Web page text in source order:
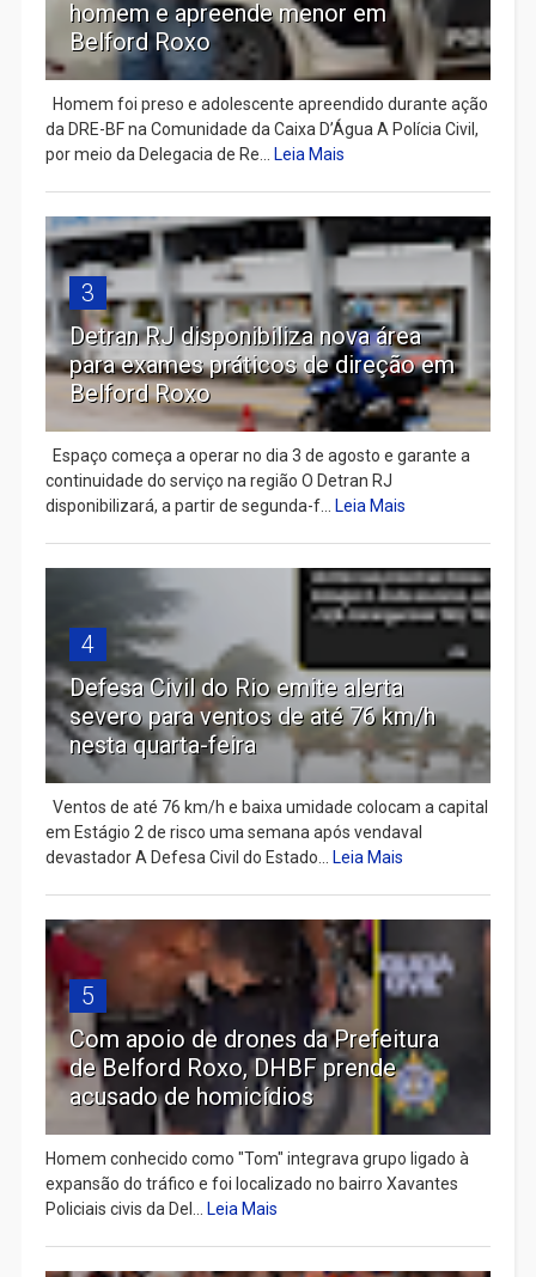
homem e apreende menor em
Belford Roxo
Homem foi preso e adolescente apreendido durante ação
da DRE-BF na Comunidade da Caixa D’Água A Polícia Civil,
por meio da Delegacia de Re... Leia Mais
3
Detran RJ disponibiliza nova área
para exames práticos de direção em
Belford Roxo
Espaço começa a operar no dia 3 de agosto e garante a
continuidade do serviço na região O Detran RJ
disponibilizará, a partir de segunda-f... Leia Mais
4
Defesa Civil do Rio emite alerta
severo para ventos de até 76 km/h
nesta quarta-feira
Ventos de até 76 km/h e baixa umidade colocam a capital
em Estágio 2 de risco uma semana após vendaval
devastador A Defesa Civil do Estado... Leia Mais
5
Com apoio de drones da Prefeitura
de Belford Roxo, DHBF prende
acusado de homicídios
Homem conhecido como "Tom" integrava grupo ligado à
expansão do tráfico e foi localizado no bairro Xavantes
Policiais civis da Del... Leia Mais